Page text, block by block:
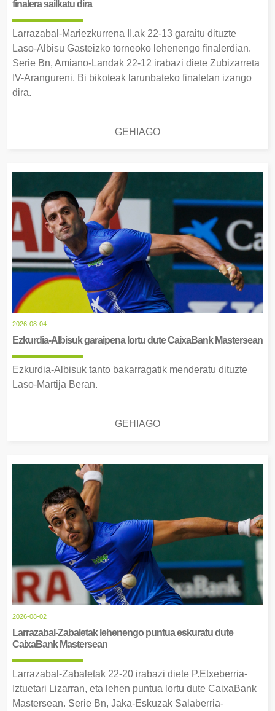
finalera sailkatu dira
Larrazabal-Mariezkurrena II.ak 22-13 garaitu dituzte
Laso-Albisu Gasteizko torneoko lehenengo finalerdian.
Serie Bn, Amiano-Landak 22-12 irabazi diete Zubizarreta
IV-Arangureni. Bi bikoteak larunbateko finaletan izango
dira.
GEHIAGO
2026-08-04
Ezkurdia-Albisuk garaipena lortu dute CaixaBank Mastersean
Ezkurdia-Albisuk tanto bakarragatik menderatu dituzte
Laso-Martija Beran.
GEHIAGO
2026-08-02
Larrazabal-Zabaletak lehenengo puntua eskuratu dute
CaixaBank Mastersean
Larrazabal-Zabaletak 22-20 irabazi diete P.Etxeberria-
Iztuetari Lizarran, eta lehen puntua lortu dute CaixaBank
Mastersean. Serie Bn, Jaka-Eskuzak Salaberria-